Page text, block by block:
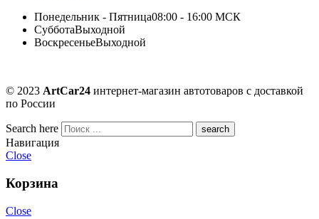
Понедельник - Пятница08:00 - 16:00 МСК
СубботаВыходной
ВоскресеньеВыходной
© 2023 ArtCar24 интернет-магазин автотоваров с доставкой
по России
Search here
Навигация
Close
Корзина
Close